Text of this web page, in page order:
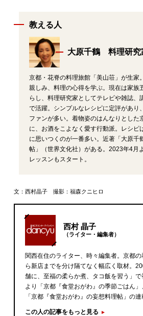
教える人
大原千鶴 料理研究
京都・花脊の料理旅館「美山荘」が生家
親しみ、料理の心得を学ぶ。現在は家族
らし、料理研究家としてテレビや雑誌、
で活躍。シンプルなレシピに定評があり
ファンが多い。着物姿のはんなりとした
に、お酒をこよなく愛す行動派。レシピ
に思いつくのが一番多い。近著「大原千
帖」（世界文化社）がある。2023年4月
レッスンもスタート。
文：西村晶子 撮影：福森クニヒロ
西村 晶子
（ライター・編集者）
関西在住のライター、時々編集者。京都
ら新店までを分け隔てなく幅広く取材。
舗に、至福の柔らか煮、タコ飯を習う」
より「京都『食堂おがわ』の季節ごはん
「京都『食堂おがわ』の妄想料理帖」の連
この人の記事をもっと見る